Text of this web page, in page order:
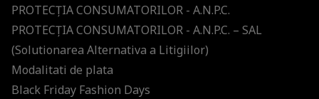
PROTECŢIA CONSUMATORILOR - A.N.P.C.
PROTECŢIA CONSUMATORILOR - A.N.P.C. – SAL
(Solutionarea Alternativa a Litigiilor)
Modalitati de plata
Black Friday Fashion Days